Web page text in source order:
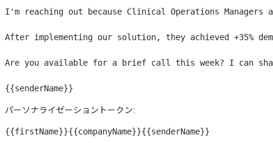
I'm reaching out because Clinical Operations
After implementing our solution, they achieved +35%
Are you available for a brief call this week? I can
{{senderName}}
パーソナライゼーショントークン:
{{firstName}}{{companyName}}{{senderName}}